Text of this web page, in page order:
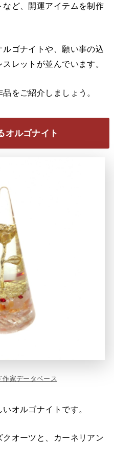
ど、開運アイテムを制作
ゴナイトや、願い事の込
レットが並んでいます。
をご紹介しましょう。
オルゴナイト
作家データベース
オルゴナイトです。
オーツと、カーネリアン